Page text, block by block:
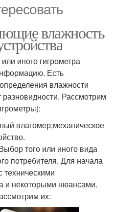
влажность
иного гигрометра
Есть
влажности
Рассмотрим
влагомер;механическое
того или иного вида
потребителя. Для начала
техническими
и некоторыми нюансами.
их: